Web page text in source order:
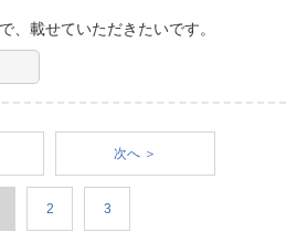
、載せていただきたいです。
次へ ＞
2 3